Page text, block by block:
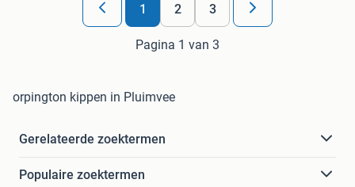
1 2 3
Pagina 1 van 3
orpington kippen in Pluimvee
Gerelateerde zoektermen
Populaire zoektermen